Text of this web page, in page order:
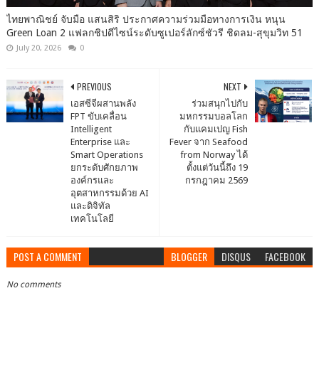
ไทยพาณิชย์ จับมือ แสนสิริ ประกาศความร่วมมือทางการเงิน หนุน
Green Loan 2 แฟลกชิปดีไซน์ระดับซูเปอร์ลักซ์ชัวรี ชิดลม-สุขุมวิท 51
July 20, 2026 0
NEXT
ร่วมสนุกไปกับ
มหกรรมบอลโลก
กับแคมเปญ Fish
Fever จาก Seafood
from Norway ได้
ตั้งแต่วันนี้ถึง 19
กรกฎาคม 2569
PREVIOUS
เอสซีจีผสานพลัง
FPT ขับเคลื่อน
Intelligent
Enterprise และ
Smart Operations
ยกระดับศักยภาพ
องค์กรและ
อุตสาหกรรมด้วย AI
และดิจิทัล
เทคโนโลยี
POST A COMMENT BLOGGER DISQUS FACEBOOK
No comments